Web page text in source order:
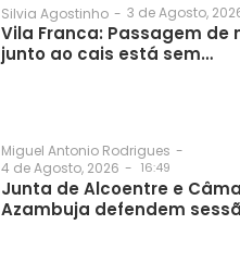
Silvia Agostinho - 3 de Agosto,
Vila Franca: Passagem de
junto ao cais está sem…
Miguel Antonio Rodrigues -
4 de Agosto, 2026 - 16:49
Junta de Alcoentre e
Azambuja defendem